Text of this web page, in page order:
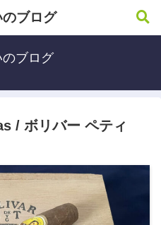
ブログ
/ ボリバー ペティ
ブログ